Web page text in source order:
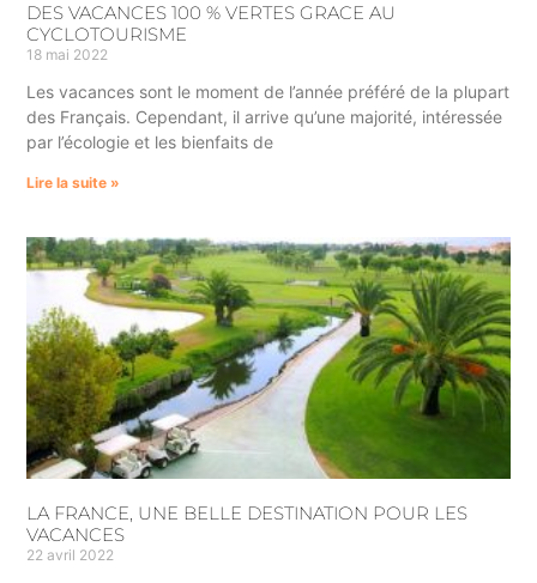
DES VACANCES 100 % VERTES GRACE AU
CYCLOTOURISME
18 mai 2022
Les vacances sont le moment de l’année préféré de la plupart
des Français. Cependant, il arrive qu’une majorité, intéressée
par l’écologie et les bienfaits de
Lire la suite »
LA FRANCE, UNE BELLE DESTINATION POUR LES
VACANCES
22 avril 2022